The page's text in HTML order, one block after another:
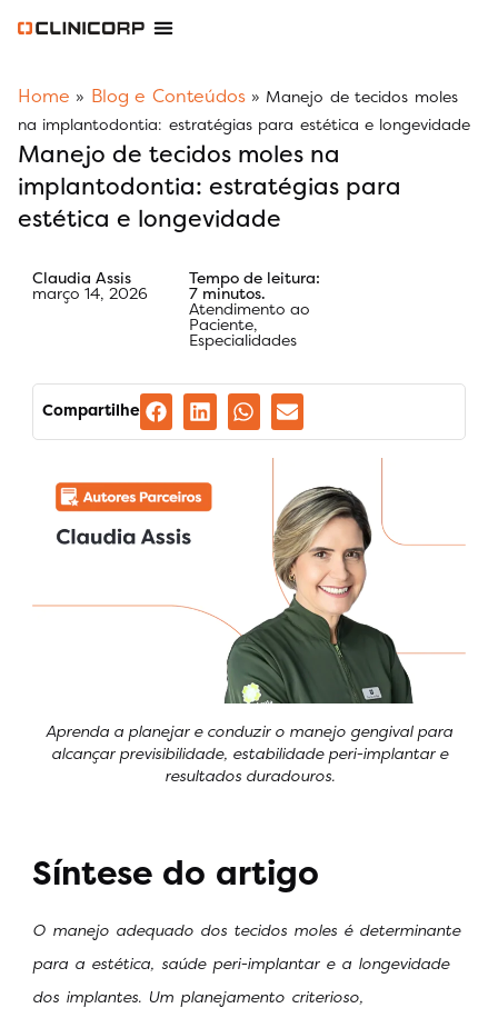
Home » Blog e Conteúdos» Manejo de tecidos moles
na implantodontia: estratégias para estética e longevidade
Manejo de tecidos moles na
implantodontia: estratégias para
estética e longevidade
Claudia Assis
março 14, 2026
Tempo de leitura:
7 minutos.
Atendimento ao
Paciente,
Especialidades
Compartilhe
Aprenda a planejar e conduzir o manejo gengival para
alcançar previsibilidade, estabilidade peri-implantar e
resultados duradouros.
Síntese do artigo
O manejo adequado dos tecidos moles é determinante
para a estética, saúde peri-implantar e a longevidade
dos implantes. Um planejamento criterioso,